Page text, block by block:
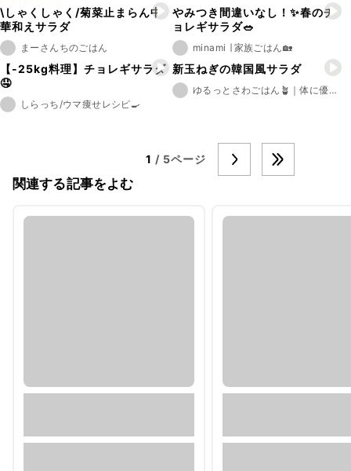
\しゃくしゃく/菊菜止まらん中
華和えサラダ
まーさんちのごはん
やみつき間違いなし！✨春のチ
ョレギサラダ🥗
minami ∣ 家族ごはん🏡
【-25kg料理】チョレギサラダ
🤤
しらっち/ウマ痩せレシピ🍳
新玉ねぎの韓国風サラダ
ゆるっとさわごはん🪴｜体に優しい"野菜"のレシピ
1 / 5ページ
関連する記事をよむ